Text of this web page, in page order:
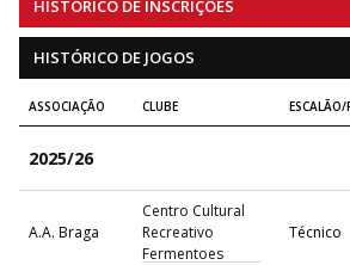
HISTÓRICO DE INSCRIÇÕES
HISTÓRICO DE JOGOS
ASSOCIAÇÃO CLUBE ESCALÃO/
2025/26
A.A. Braga
Centro Cultural
Recreativo
Fermentoes
Técnico